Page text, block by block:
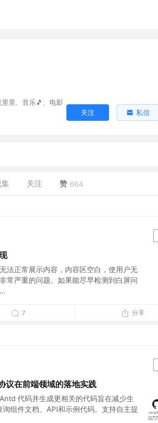
里、音乐🎵、电影
关注 私信
关注 赞 664
法正常展示内容，内容区空白，使用户无
常严重的问题。如果能尽早检测到白屏问
7 分享
在前端领域的落地实践
代码并生成更相关的代码旨在减少生
组件文档、API和示例代码。支持自主提